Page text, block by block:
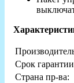
Срок
Страна пр-ва: